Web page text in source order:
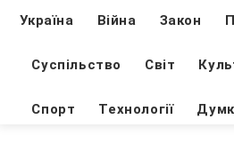
Україна Війна Закон
Суспільство Світ
Спорт Технології